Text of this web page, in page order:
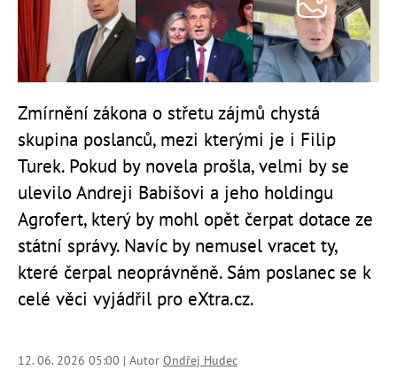
Zmírnění zákona o střetu zájmů chystá
skupina poslanců, mezi kterými je i Filip
Turek. Pokud by novela prošla, velmi by se
ulevilo Andreji Babišovi a jeho holdingu
Agrofert, který by mohl opět čerpat dotace ze
státní správy. Navíc by nemusel vracet ty,
které čerpal neoprávněně. Sám poslanec se k
celé věci vyjádřil pro eXtra.cz.
12. 06. 2026 05:00 | Autor Ondřej Hudec